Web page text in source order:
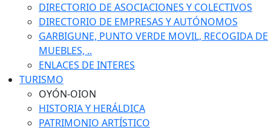
DIRECTORIO DE ASOCIACIONES Y COLECTIVOS
DIRECTORIO DE EMPRESAS Y AUTÓNOMOS
GARBIGUNE, PUNTO VERDE MOVIL, RECOGIDA DE
MUEBLES, ..
ENLACES DE INTERES
TURISMO
OYÓN-OION
HISTORIA Y HERÁLDICA
PATRIMONIO ARTÍSTICO